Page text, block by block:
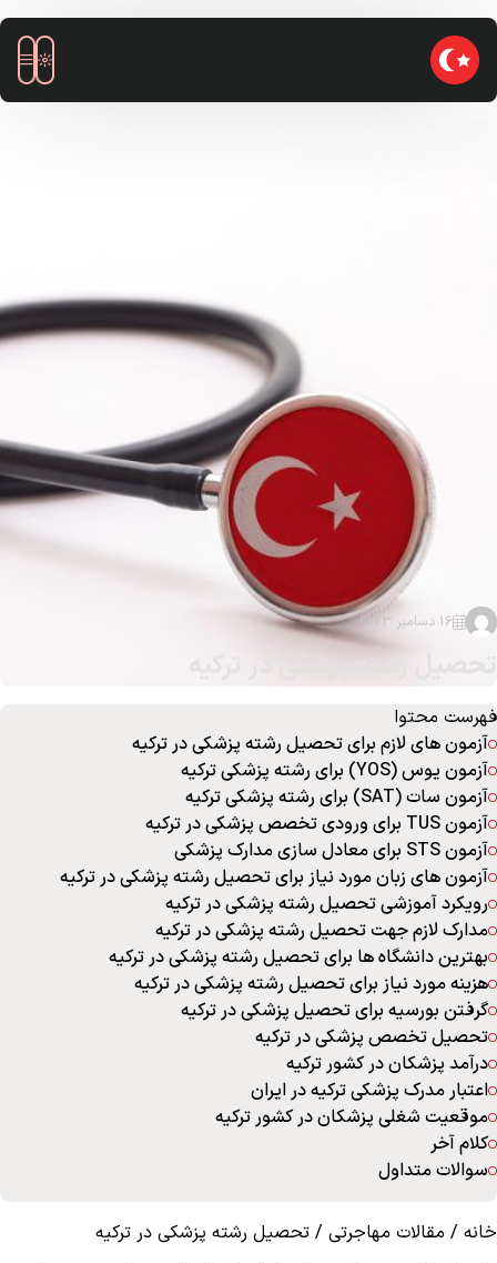
16 دسامبر 2023
فهرست محتوا
آزمون های لازم برای تحصیل رشته پزشکی در ترکیه
آزمون یوس (YOS) برای رشته پزشکی ترکیه
آزمون سات (SAT) برای رشته پزشکی ترکیه
آزمون TUS برای ورودی تخصص پزشکی در ترکیه
آزمون STS برای معادل سازی مدارک پزشکی
آزمون های زبان مورد نیاز برای تحصیل رشته پزشکی در ترکیه
رویکرد آموزشی تحصیل رشته پزشکی در ترکیه
مدارک لازم جهت تحصیل رشته پزشکی در ترکیه
بهترین دانشگاه ها برای تحصیل رشته پزشکی در ترکیه
هزینه مورد نیاز برای تحصیل رشته پزشکی در ترکیه
گرفتن بورسیه برای تحصیل پزشکی در ترکیه
تحصیل تخصص پزشکی در ترکیه
درآمد پزشکان در کشور ترکیه
اعتبار مدرک پزشکی ترکیه در ایران
موقعیت شغلی پزشکان در کشور ترکیه
کلام آخر
سوالات متداول
خانه / مقالات مهاجرتی / تحصیل رشته پزشکی در ترکیه